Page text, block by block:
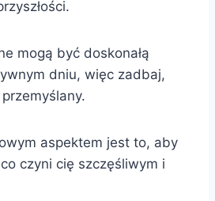
mogą być doskonałą
dniu, więc zadbaj,
aspektem jest to, aby
czyni cię szczęśliwym i